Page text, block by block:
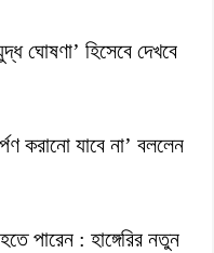
ঘোষণা’ হিসেবে দেখবে
করানো যাবে না’ বললেন
পারেন : হাঙ্গেরির নতুন